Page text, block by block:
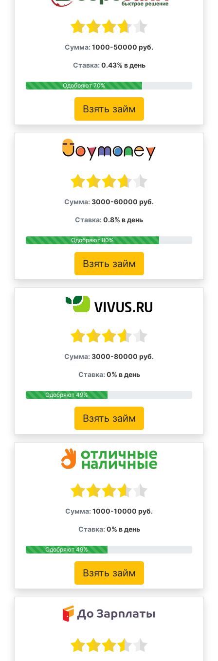
Сумма: 1000-50000 руб.
Ставка: 0.43% в день
Одобряют 70%
Взять займ
Сумма: 3000-60000 руб.
Ставка: 0.8% в день
Одобряют 80%
Взять займ
Сумма: 3000-80000 руб.
Ставка: 0% в день
Одобряют 49%
Взять займ
Сумма: 1000-10000 руб.
Ставка: 0% в день
Одобряют 49%
Взять займ